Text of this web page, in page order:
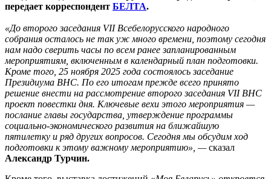
передает корреспондент БЕЛТА.
«До второго заседания VII Всебелорусского народного
собрания осталось не так уж много времени, поэтому сегодня
нам надо сверить часы по всем ранее запланированным
мероприятиям, включенным в календарный план подготовки.
Кроме того, 25 ноября 2025 года состоялось заседание
Президиума ВНС. По его итогам прежде всего принято
решение внести на рассмотрение второго заседания VII ВНС
проект повестки дня. Ключевые вехи этого мероприятия —
послание главы государства, утверждение программы
социально-экономического развития на ближайшую
пятилетку и ряд других вопросов. Сегодня мы обсудим ход
подготовки к этому важному мероприятию», —сказал
Александр Турчин.